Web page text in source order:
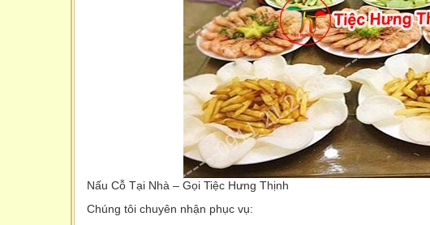
Nấu Cỗ Tại Nhà – Gọi Tiệc Hưng Thịnh
Chúng tôi chuyên nhận phục vụ: